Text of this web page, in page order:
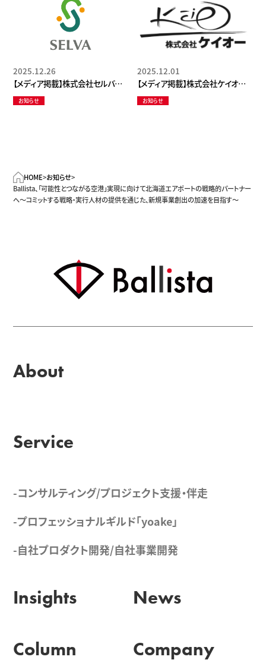
【メディア掲載】株式会社セルバの
運営するコラム内の記事「フリーラ
ンスITコンサルタントのおすすめの
2025.12.26
お知らせ
【メディア掲載】株式会社ケイオー
の運営するコラム内の記事「集客・
販促・ブランディングを強化する！マ
2025.12.01
お知らせ
HOME>お知らせ>
Ballista、「可能性とつながる空港」実現に向けて北海道エアポートの戦略的パートナー
へ～コミットする戦略・実行人材の提供を通じた、新規事業創出の加速を目指す～
About
Service
-コンサルティング/プロジェクト支援・伴走
-プロフェッショナルギルド「yoake」
-自社プロダクト開発/自社事業開発
Insights News
Column Company